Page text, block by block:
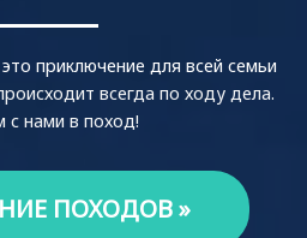
приключение для всей семьи
всегда по ходу дела.
нами в поход!
ПОХОДОВ »